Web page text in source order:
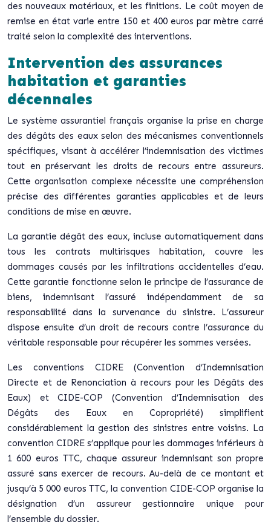
des nouveaux matériaux, et les finitions. Le coût moyen de
remise en état varie entre 150 et 400 euros par mètre carré
traité selon la complexité des interventions.
Intervention des assurances
habitation et garanties
décennales
Le système assurantiel français organise la prise en charge
des dégâts des eaux selon des mécanismes conventionnels
spécifiques, visant à accélérer l’indemnisation des victimes
tout en préservant les droits de recours entre assureurs.
Cette organisation complexe nécessite une compréhension
précise des différentes garanties applicables et de leurs
conditions de mise en œuvre.
La garantie dégât des eaux, incluse automatiquement dans
tous les contrats multirisques habitation, couvre les
dommages causés par les infiltrations accidentelles d’eau.
Cette garantie fonctionne selon le principe de l’assurance de
biens, indemnisant l’assuré indépendamment de sa
responsabilité dans la survenance du sinistre. L’assureur
dispose ensuite d’un droit de recours contre l’assurance du
véritable responsable pour récupérer les sommes versées.
Les conventions CIDRE (Convention d’Indemnisation
Directe et de Renonciation à recours pour les Dégâts des
Eaux) et CIDE-COP (Convention d’Indemnisation des
Dégâts des Eaux en Copropriété) simplifient
considérablement la gestion des sinistres entre voisins. La
convention CIDRE s’applique pour les dommages inférieurs à
1 600 euros TTC, chaque assureur indemnisant son propre
assuré sans exercer de recours. Au-delà de ce montant et
jusqu’à 5 000 euros TTC, la convention CIDE-COP organise la
désignation d’un assureur gestionnaire unique pour
l’ensemble du dossier.